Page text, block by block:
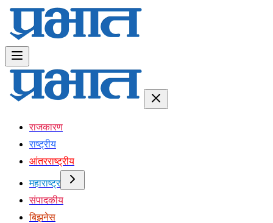
राजकारण
राष्ट्रीय
आंतरराष्ट्रीय
महाराष्ट्र
संपादकीय
बिझनेस